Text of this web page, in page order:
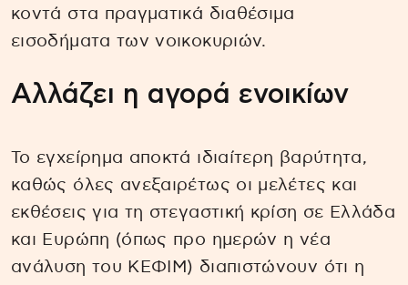
κοντά στα πραγματικά διαθέσιμα
εισοδήματα των νοικοκυριών.
Αλλάζει η αγορά ενοικίων
Το εγχείρημα αποκτά ιδιαίτερη βαρύτητα,
καθώς όλες ανεξαιρέτως οι μελέτες και
εκθέσεις για τη στεγαστική κρίση σε Ελλάδα
και Ευρώπη (όπως προ ημερών η νέα
ανάλυση του ΚΕΦΙΜ) διαπιστώνουν ότι η